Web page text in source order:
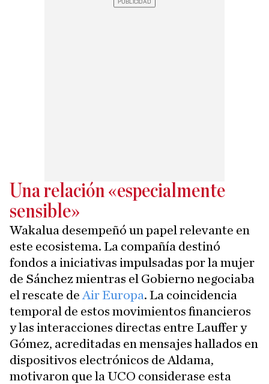
Una relación «especialmente
sensible»
Wakalua desempeñó un papel relevante en
este ecosistema. La compañía destinó
fondos a iniciativas impulsadas por la mujer
de Sánchez mientras el Gobierno negociaba
el rescate de Air Europa. La coincidencia
temporal de estos movimientos financieros
y las interacciones directas entre Lauffer y
Gómez, acreditadas en mensajes hallados en
dispositivos electrónicos de Aldama,
motivaron que la UCO considerase esta